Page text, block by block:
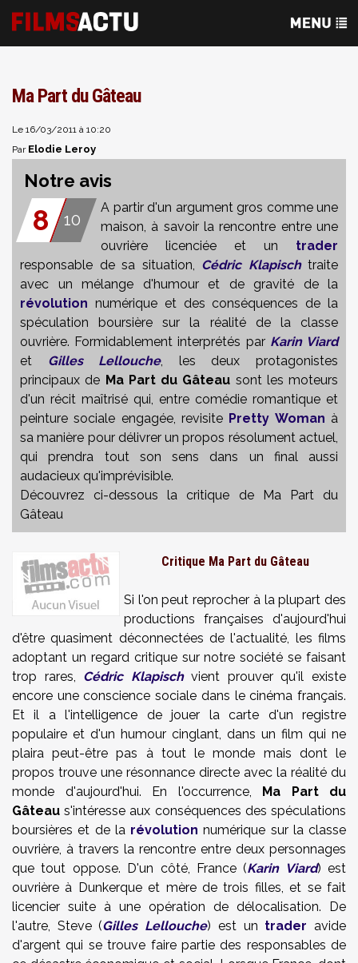
Ma Part du Gâteau
Le 16/03/2011 à 10:20
Par Elodie Leroy
Notre avis
8 10
A partir d'un argument gros comme une
maison, à savoir la rencontre entre une
ouvrière licenciée et un trader
responsable de sa situation, Cédric Klapischtraite
avec un mélange d'humour et de gravité de la
révolution numérique et des conséquences de la
spéculation boursière sur la réalité de la classe
ouvrière. Formidablement interprétés par Karin Viard
et Gilles Lellouche, les deux protagonistes
principaux de Ma Part du Gâteau sont les moteurs
d'un récit maîtrisé qui, entre comédie romantique et
peinture sociale engagée, revisite Pretty Woman à
sa manière pour délivrer un propos résolument actuel,
qui prendra tout son sens dans un final aussi
audacieux qu'imprévisible.
Découvrez ci-dessous la critique de Ma Part du
Gâteau
Critique Ma Part du Gâteau
Si l'on peut reprocher à la plupart des
productions françaises d'aujourd'hui
d'être quasiment déconnectées de l'actualité, les films
adoptant un regard critique sur notre société se faisant
trop rares, Cédric Klapischvient prouver qu'il existe
encore une conscience sociale dans le cinéma français.
Et il a l'intelligence de jouer la carte d'un registre
populaire et d'un humour cinglant, dans un film qui ne
plaira peut-être pas à tout le monde mais dont le
propos trouve une résonnance directe avec la réalité du
monde d'aujourd'hui. En l'occurrence, Ma Part du
Gâteau s'intéresse aux conséquences des spéculations
boursières et de la révolution numérique sur la classe
ouvrière, à travers la rencontre entre deux personnages
que tout oppose. D'un côté, France (Karin Viard) est
ouvrière à Dunkerque et mère de trois filles, et se fait
licencier suite à une opération de délocalisation. De
l'autre, Steve (Gilles Lellouche) est un trader avide
d'argent qui se trouve faire partie des responsables de